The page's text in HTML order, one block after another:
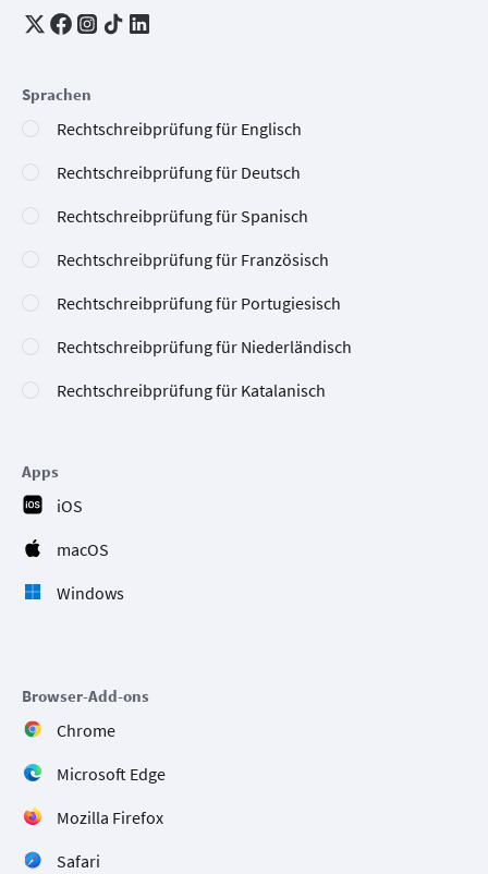
Sprachen
Rechtschreibprüfung für Englisch
Rechtschreibprüfung für Deutsch
Rechtschreibprüfung für Spanisch
Rechtschreibprüfung für Französisch
Rechtschreibprüfung für Portugiesisch
Rechtschreibprüfung für Niederländisch
Rechtschreibprüfung für Katalanisch
Apps
iOS
macOS
Windows
Browser-Add-ons
Chrome
Microsoft Edge
Mozilla Firefox
Safari